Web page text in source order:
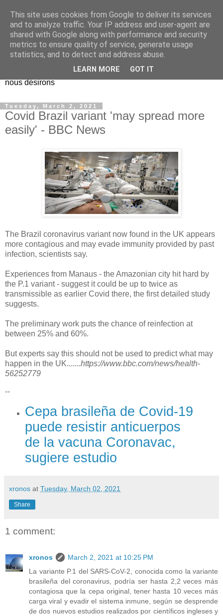
EL Etos UT
Dieu Créateur, considérez que nous ne nous entendons pas
nous-même et que nous ne savons pas ce que nous
voulons, et que nous nous éloignons infiniment de ce que
nous désirons
Tuesday, March 2, 2021
Covid Brazil variant 'may spread more
easily' - BBC News
The Brazil coronavirus variant now found in the UK appears
more contagious and may evade immunity provided by past
infection, scientists say.
Experiences from Manaus - the Amazonian city hit hard by
the P.1 variant - suggest it could be up to twice as
transmissible as earlier Covid there, the first detailed study
suggests.
The preliminary work puts the chance of reinfection at
between 25% and 60%.
But experts say this should not be used to predict what may
happen in the UK.......https://www.bbc.com/news/health-
56252779
--
Cepa brasileña de Covid-19
puede resistir anticuerpos
de la vacuna Coronavac,
sugiere estudio
xronos at Tuesday, March 02, 2021
Share
1 comment:
xronos
March 2, 2021 at 10:25 PM
La variante P.1 del SARS-CoV-2, conocida como la variante
brasileña del coronavirus, podría ser hasta 2,2 veces más
contagiosa que la cepa original, tener hasta 10 veces más
carga viral y evadir el sistema inmune, según se desprende
de dos nuevos estudios realizados por científicos ingleses y
This site uses cookies from Google to deliver its services
and to analyze traffic. Your IP address and user-agent are
shared with Google along with performance and security
metrics to ensure quality of service, generate usage
statistics, and to detect and address abuse.
LEARN MORE GOT IT